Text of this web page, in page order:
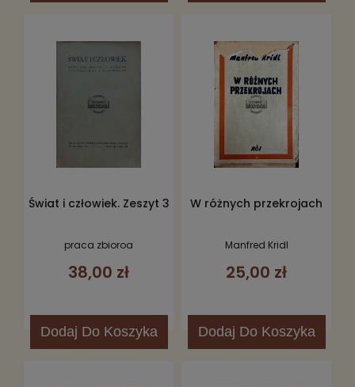
Świat i człowiek. Zeszyt 3
praca zbioroa
38,00 zł
Dodaj Do Koszyka
W różnych przekrojach
Manfred Kridl
25,00 zł
Dodaj Do Koszyka